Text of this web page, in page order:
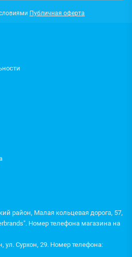
Публичная оферта
район, Малая кольцевая дорога, 57,
Номер телефона магазина на
Сурхон, 29. Номер телефона: